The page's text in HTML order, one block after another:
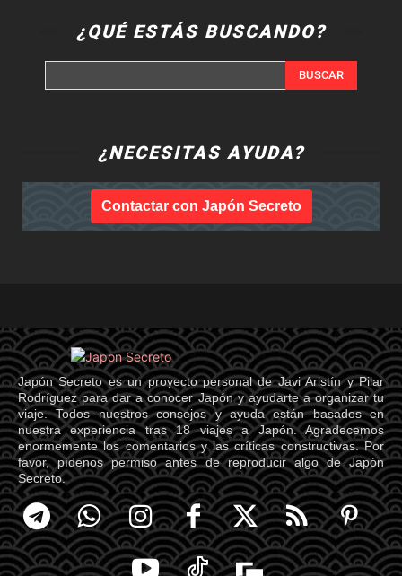
¿QUÉ ESTÁS BUSCANDO?
BUSCAR
¿NECESITAS AYUDA?
Contactar con Japón Secreto
Japón Secreto es un proyecto personal de Javi Aristín y Pilar
Rodríguez para dar a conocer Japón y ayudarte a organizar tu
viaje. Todos nuestros consejos y ayuda están basados en
nuestra experiencia tras 18 viajes a Japón. Agradecemos
enormemente los comentarios y las críticas constructivas. Por
favor, pídenos permiso antes de reproducir algo de Japón
Secreto.